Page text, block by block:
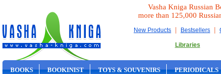
Vasha Kniga Russian
more than 125,000
New Products | Bestsellers |
Libraries
BOOKS BOOKINIST TOYS & SOUVENIRS PERIODICALS